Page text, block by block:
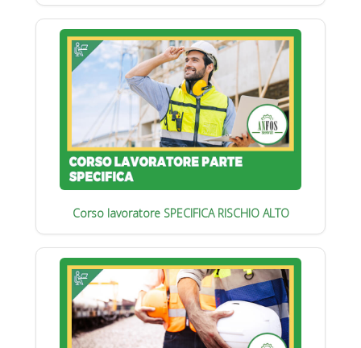
Corso lavoratore SPECIFICA RISCHIO ALTO